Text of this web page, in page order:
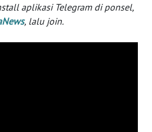
aplikasi Telegram di ponsel,
, lalu join.